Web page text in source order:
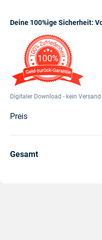
Deine 100%ige Sicherheit:
Digitaler Download - kein Versand
Preis
Gesamt